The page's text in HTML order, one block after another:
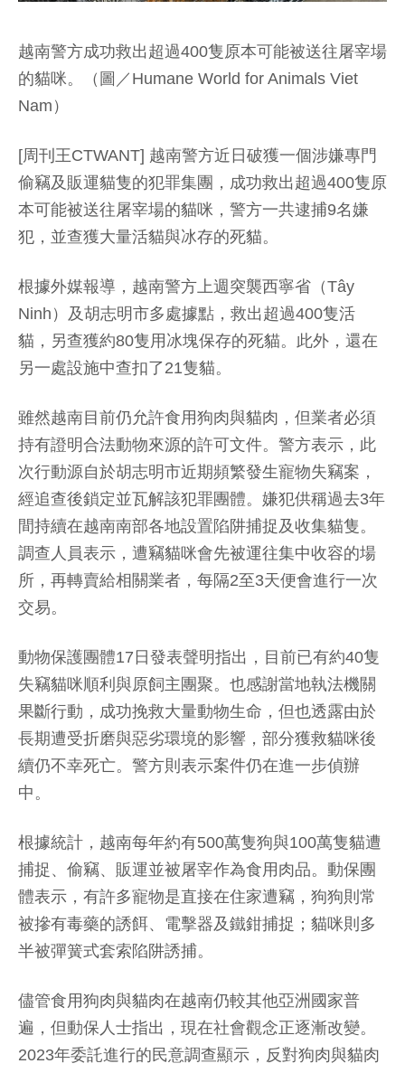
越南警方成功救出超過400隻原本可能被送往屠宰場
的貓咪。（圖／Humane World for Animals Viet
Nam）
[周刊王CTWANT] 越南警方近日破獲一個涉嫌專門
偷竊及販運貓隻的犯罪集團，成功救出超過400隻原
本可能被送往屠宰場的貓咪，警方一共逮捕9名嫌
犯，並查獲大量活貓與冰存的死貓。
根據外媒報導，越南警方上週突襲西寧省（Tây
Ninh）及胡志明市多處據點，救出超過400隻活
貓，另查獲約80隻用冰塊保存的死貓。此外，還在
另一處設施中查扣了21隻貓。
雖然越南目前仍允許食用狗肉與貓肉，但業者必須
持有證明合法動物來源的許可文件。警方表示，此
次行動源自於胡志明市近期頻繁發生寵物失竊案，
經追查後鎖定並瓦解該犯罪團體。嫌犯供稱過去3年
間持續在越南南部各地設置陷阱捕捉及收集貓隻。
調查人員表示，遭竊貓咪會先被運往集中收容的場
所，再轉賣給相關業者，每隔2至3天便會進行一次
交易。
動物保護團體17日發表聲明指出，目前已有約40隻
失竊貓咪順利與原飼主團聚。也感謝當地執法機關
果斷行動，成功挽救大量動物生命，但也透露由於
長期遭受折磨與惡劣環境的影響，部分獲救貓咪後
續仍不幸死亡。警方則表示案件仍在進一步偵辦
中。
根據統計，越南每年約有500萬隻狗與100萬隻貓遭
捕捉、偷竊、販運並被屠宰作為食用肉品。動保團
體表示，有許多寵物是直接在住家遭竊，狗狗則常
被摻有毒藥的誘餌、電擊器及鐵鉗捕捉；貓咪則多
半被彈簧式套索陷阱誘捕。
儘管食用狗肉與貓肉在越南仍較其他亞洲國家普
遍，但動保人士指出，現在社會觀念正逐漸改變。
2023年委託進行的民意調查顯示，反對狗肉與貓肉